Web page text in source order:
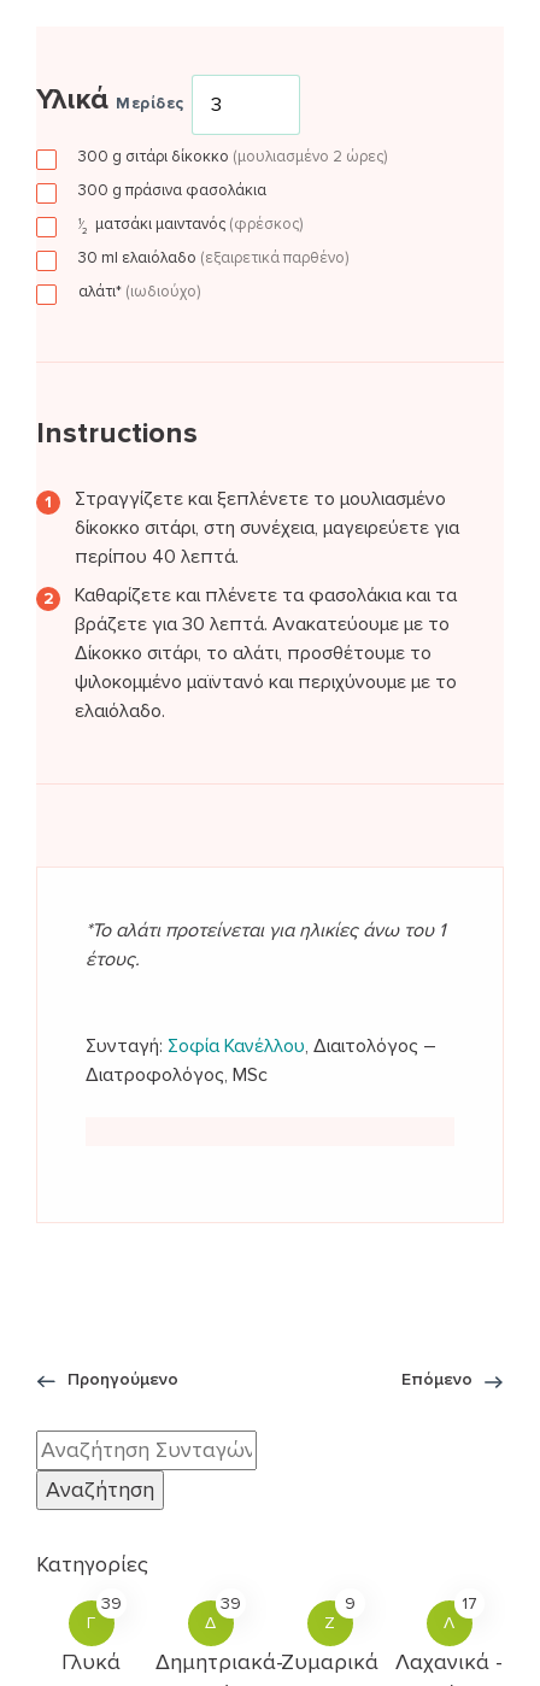
Υλικά Μερίδες
300 g σιτάρι δίκοκκο (μουλιασμένο 2 ώρες)
300 gπράσινα φασολάκια
1⁄2 ματσάκι μαιντανός (φρέσκος)
30 ml ελαιόλαδο (εξαιρετικά παρθένο)
αλάτι* (ιωδιούχο)
Instructions
Στραγγίζετε και ξεπλένετε το μουλιασμένο
δίκοκκο σιτάρι, στη συνέχεια, μαγειρεύετε για
περίπου 40 λεπτά.
Καθαρίζετε και πλένετε τα φασολάκια και τα
βράζετε για 30 λεπτά. Ανακατεύουμε με το
Δίκοκκο σιτάρι, το αλάτι, προσθέτουμε το
ψιλοκομμένο μαϊντανό και περιχύνουμε με το
ελαιόλαδο.
*Το αλάτι προτείνεται για ηλικίες άνω του 1
έτους.
Συνταγή: Σοφία Κανέλλου, Διαιτολόγος –
Διατροφολόγος, MSc
Προηγούμενο Επόμενο
Κατηγορίες
Γ
39
Γλυκά
Δ
39
Δημητριακά-
Ζ
9
Ζυμαρικά
Λ
17
Λαχανικά -